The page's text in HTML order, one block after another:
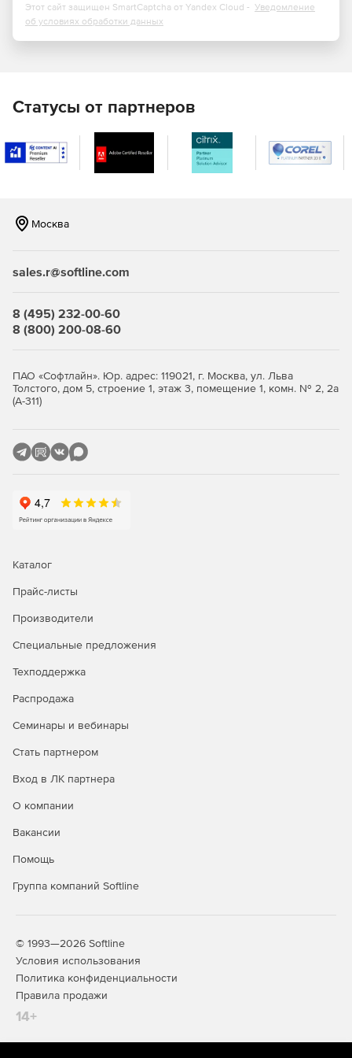
копий по линейной или круговой траектории в одной
посредством конвертации динамических блоков в
повышенный уровень контроля и предлагает
дополнительные возможности редактирования.
пространстве позволило оптимизировать рабочий
настройки размера и уровня разрешения растровых и
векторных изображений.
Программа CorelCAD совместима со всеми основными
Инструменты управления слоями доступны прямо в
слой назначения.
выполняется в автоматическом режиме.
представлены различные дизайн-компоненты, такие
средства управления ими.
настраиваемые блоки в качестве отдельных
редакторе блоков.
Новый формат установленного ограничения
соответствие геометрических форм
создавать новые стили размера на базе указанного
размера.
перераспределения объектов. Контекстные меню
Этот сайт защищен SmartCaptcha от Yandex Cloud - Уведомление
об условиях обработки данных
Статусы от партнеров
Москва
sales.r@softline.com
8 (495) 232-00-60
8 (800) 200-08-60
ПАО «Софтлайн». Юр. адрес: 119021, г. Москва, ул. Льва
Толстого, дом 5, строение 1, этаж 3, помещение 1, комн. № 2, 2а
(А-311)
Каталог
Прайс-листы
Производители
Специальные предложения
Техподдержка
Распродажа
Семинары и вебинары
Стать партнером
Вход в ЛК партнера
О компании
Вакансии
Помощь
Группа компаний Softline
© 1993—2026 Softline
Условия использования
Политика конфиденциальности
Правила продажи
14+